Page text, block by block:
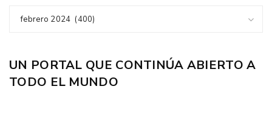
febrero 2024 (400)
UN PORTAL QUE CONTINÚA ABIERTO A
TODO EL MUNDO